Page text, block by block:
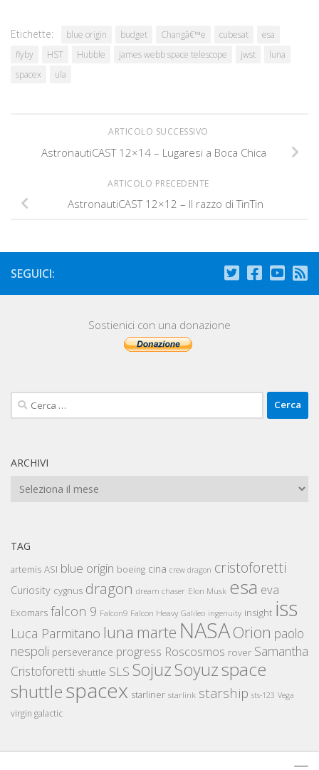
Etichette: blue origin budget Changâ€™e cubesat
esa
flyby
HST Hubble james webb space telescope jwst
luna
spacex
ula
ARTICOLO SUCCESSIVO
AstronautiCAST 12×14 – Lugaresi a Boca Chica
ARTICOLO PRECEDENTE
AstronautiCAST 12×12 – Il razzo di TinTin
SEGUICI:
Sostienici con una donazione
Ricerca
per:
ARCHIVI
Archivi
TAG
artemis ASI blue origin boeing cina crew dragon cristoforetti
Curiosity cygnus dragon dream chaser Elon Musk esa eva
Exomars falcon 9 Falcon9 Falcon Heavy Galileo ingenuity insight iss
Luca Parmitano luna marte NASAOrion paolo
nespoli perseverance progress Roscosmos rover Samantha
Cristoforetti shuttle SLS SojuzSoyuzspace
shuttlespacex starliner starlink starship sts-123 Vega
virgin galactic